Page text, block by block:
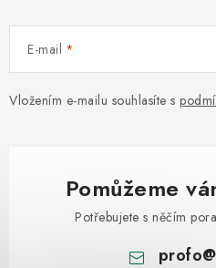
E-mail
Vložením e-mailu souhlasíte s
Pomůžeme
Potřebujete s něčím
profo@